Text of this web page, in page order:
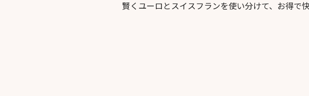
賢くユーロとスイスフランを使い分けて、お得で